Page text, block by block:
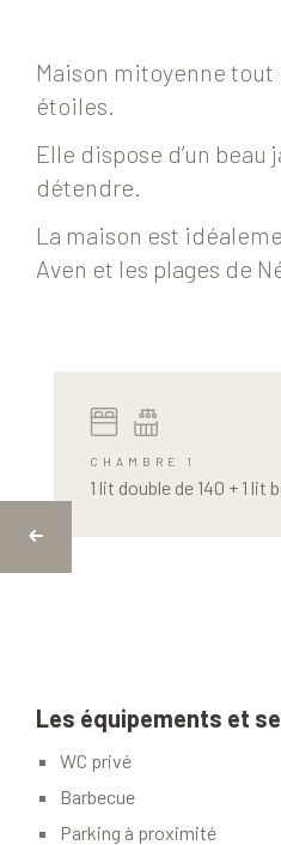
Maison mitoyenne tout
étoiles.
Elle dispose d’un
détendre.
La maison est
Aven et les plages de
CHAMBRE 1
1 lit double de 140 + 1 lit
Les équipements et
WC privé
Barbecue
Parking à proximité